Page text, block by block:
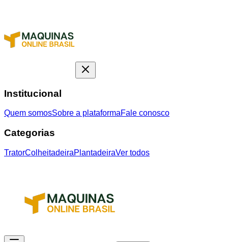
Institucional
Quem somosSobre a plataformaFale conosco
Categorias
TratorColheitadeiraPlantadeiraVer todos